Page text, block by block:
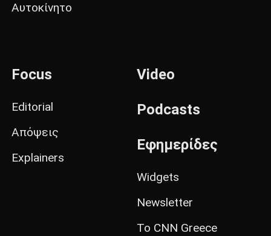
Αυτοκίνητο
Focus
Editorial
Απόψεις
Explainers
Video
Podcasts
Εφημερίδες
Widgets
Newsletter
Το CNN Greece